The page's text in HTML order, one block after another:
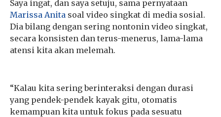
Saya ingat, dan saya setuju, sama pernyataan
Marissa Anita soal video singkat di media sosial.
Dia bilang dengan sering nontonin video singkat,
secara konsisten dan terus-menerus, lama-lama
atensi kita akan melemah.
“Kalau kita sering berinteraksi dengan durasi
yang pendek-pendek kayak gitu, otomatis
kemampuan kita untuk fokus pada sesuatu